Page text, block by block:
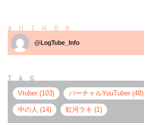
AUTHOR
@LogTube_Info
TAG
Vtuber (103) バーチャルYouTuber (48)
中の人 (14) 虹河ラキ (1)